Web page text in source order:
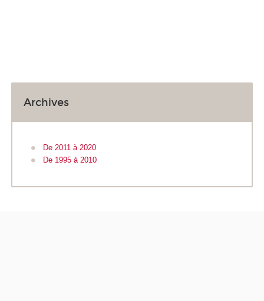
Archives
De 2011 à 2020
De 1995 à 2010